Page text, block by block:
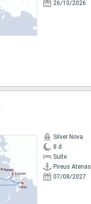
26/10/2026
Silver Nova
8 d
Suíte
Pireus Atenas
07/08/2027